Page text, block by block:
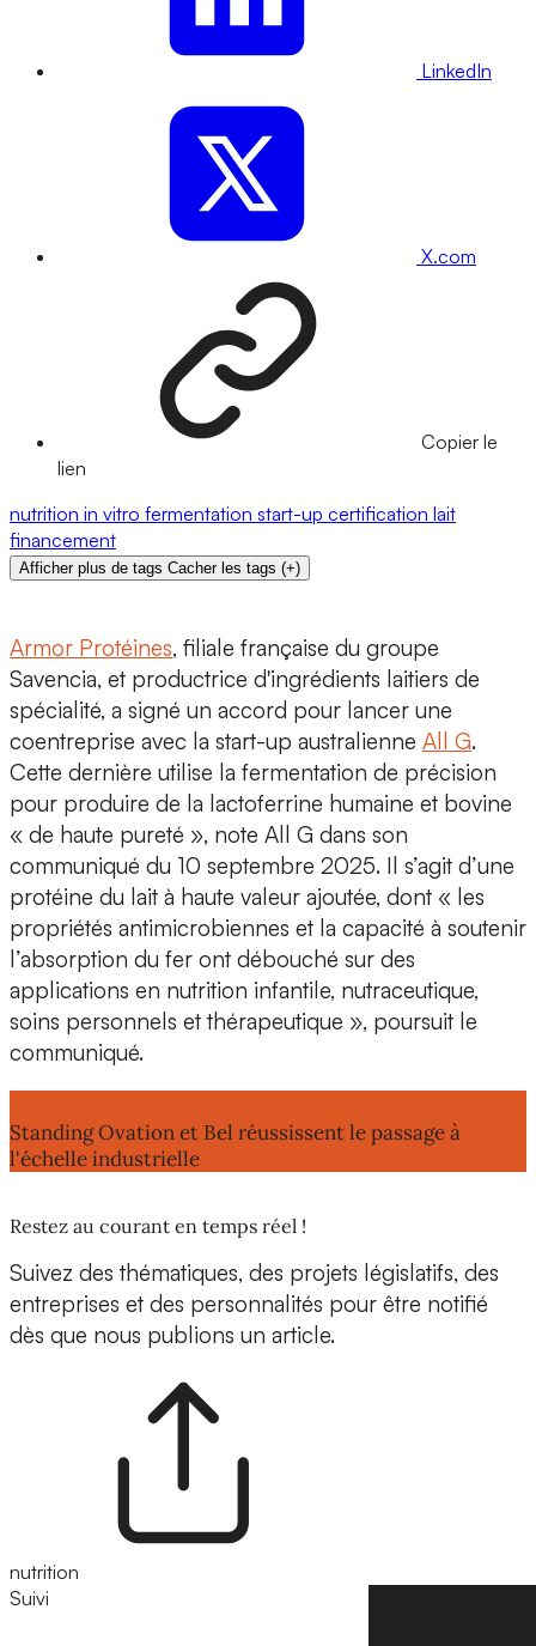
LinkedIn
X.com
Copier le
lien
nutrition in vitro fermentation start-up certification lait
financement
Afficher plus de tags Cacher les tags (+)
Armor Protéines, filiale française du groupe
Savencia, et productrice d'ingrédients laitiers de
spécialité, a signé un accord pour lancer une
coentreprise avec la start-up australienne All G.
Cette dernière utilise la fermentation de précision
pour produire de la lactoferrine humaine et bovine
« de haute pureté », note All G dans son
communiqué du 10 septembre 2025. Il s’agit d’une
protéine du lait à haute valeur ajoutée, dont « les
propriétés antimicrobiennes et la capacité à soutenir
l’absorption du fer ont débouché sur des
applications en nutrition infantile, nutraceutique,
soins personnels et thérapeutique », poursuit le
communiqué.
Standing Ovation et Bel réussissent le passage à
l'échelle industrielle
Restez au courant en temps réel !
Suivez des thématiques, des projets législatifs, des
entreprises et des personnalités pour être notifié
dès que nous publions un article.
nutrition
Suivi